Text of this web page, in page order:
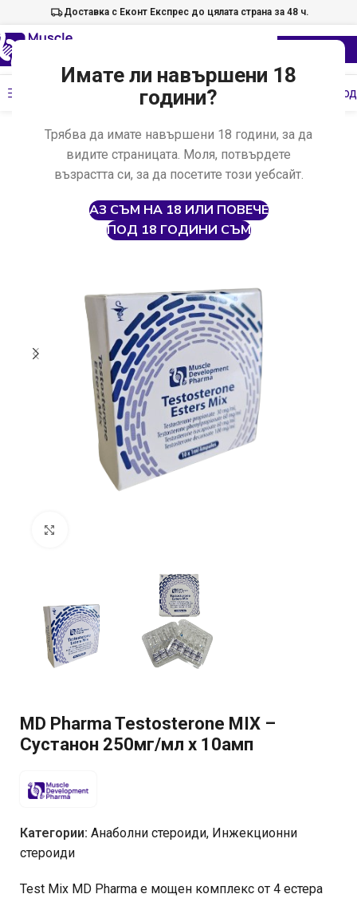
Имате ли навършени 18
години?
Трябва да имате навършени 18 години, за да
видите страницата. Моля, потвърдете
възрастта си, за да посетите този уебсайт.
АЗ СЪМ НА 18 ИЛИ ПОВЕЧЕ
ПОД 18 ГОДИНИ СЪМ
Доставка с Еконт Експрес до цялата страна за 48 ч.
Провери код
Анаболни стероиди Инжекционни стероиди
MD Pharma Testosterone MIX –
Сустанон 250мг/мл х 10амп
Категории: Анаболни стероиди, Инжекционни
стероиди
Test Mix MD Pharma е мощен комплекс от 4 естера